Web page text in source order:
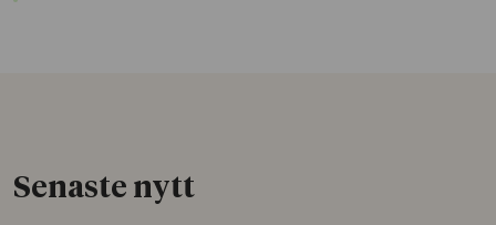
Senaste nytt